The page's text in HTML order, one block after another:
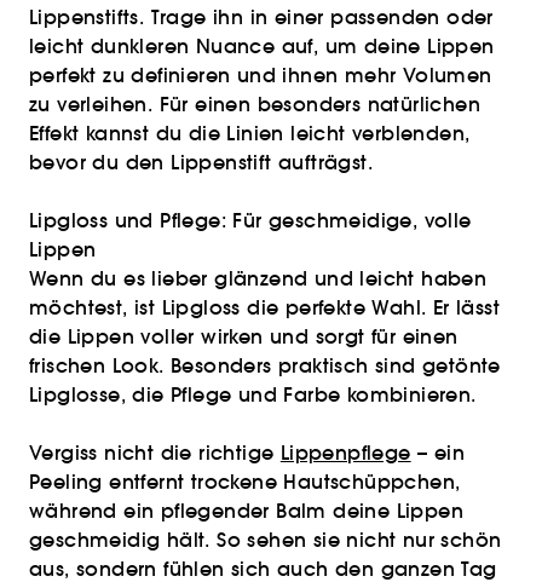
Lippenstifts. Trage ihn in einer passenden oder
leicht dunkleren Nuance auf, um deine Lippen
perfekt zu definieren und ihnen mehr Volumen
zu verleihen. Für einen besonders natürlichen
Effekt kannst du die Linien leicht verblenden,
bevor du den Lippenstift aufträgst.
Lipgloss und Pflege: Für geschmeidige, volle
Lippen
Wenn du es lieber glänzend und leicht haben
möchtest, ist Lipgloss die perfekte Wahl. Er lässt
die Lippen voller wirken und sorgt für einen
frischen Look. Besonders praktisch sind getönte
Lipglosse, die Pflege und Farbe kombinieren.
Vergiss nicht die richtige Lippenpflege – ein
Peeling entfernt trockene Hautschüppchen,
während ein pflegender Balm deine Lippen
geschmeidig hält. So sehen sie nicht nur schön
aus, sondern fühlen sich auch den ganzen Tag